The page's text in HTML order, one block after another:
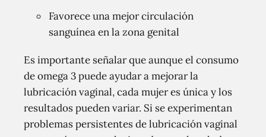
Favorece una mejor circulación
sanguínea en la zona genital
Es importante señalar que aunque el consumo
de omega 3 puede ayudar a mejorar la
lubricación vaginal, cada mujer es única y los
resultados pueden variar. Si se experimentan
problemas persistentes de lubricación vaginal